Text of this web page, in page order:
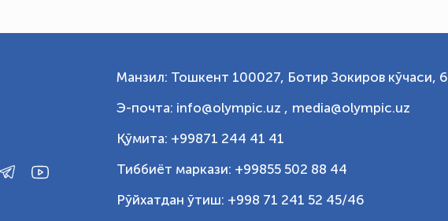
Манзил: Тошкент 100027, Ботир Зокиров кўчаси, 6
Э-почта: info@olympic.uz , media@olympic.uz
Қўмита: +99871 244 41 41
Тиббиёт маркази: +99855 502 88 44
Рўйхатдан ўтиш: +998 71 241 52 45/46